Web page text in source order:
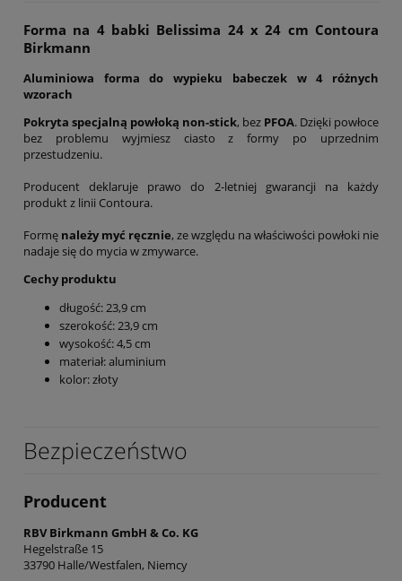
Forma na 4 babki Belissima 24 x 24 cm Contoura
Birkmann
Aluminiowa forma do wypieku babeczek w 4 różnych
wzorach
Pokryta specjalną powłoką non-stick, bez PFOA. Dzięki powłoce
bez problemu wyjmiesz ciasto z formy po uprzednim
przestudzeniu.
Producent deklaruje prawo do 2-letniej gwarancji na każdy
produkt z linii Contoura.
Formę należy myć ręcznie, ze względu na właściwości powłoki nie
nadaje się do mycia w zmywarce.
Cechy produktu
długość: 23,9 cm
szerokość: 23,9 cm
wysokość: 4,5 cm
materiał: aluminium
kolor: złoty
Bezpieczeństwo
Producent
RBV Birkmann GmbH & Co. KG
Hegelstraße 15
33790 Halle/Westfalen, Niemcy